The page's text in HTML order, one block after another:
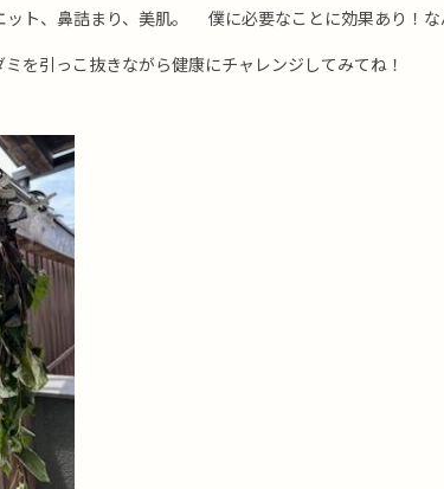
ト、鼻詰まり、美肌。 僕に必要なことに効果あり！な
を引っこ抜きながら健康にチャレンジしてみてね！